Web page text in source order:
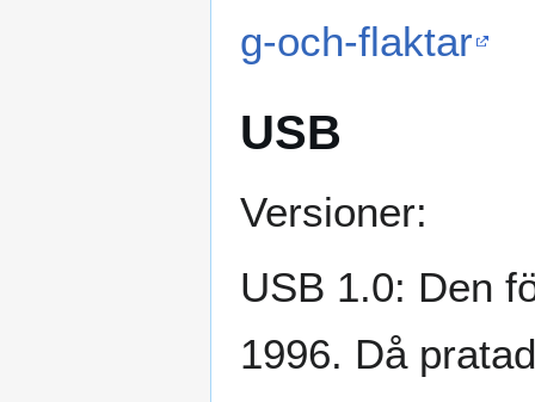
g-och-flaktar
USB
Versioner:
USB 1.0: Den
1996. Då